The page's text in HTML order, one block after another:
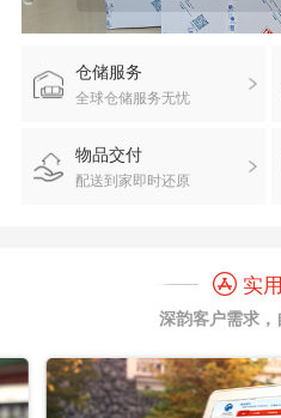
仓储服务
全球仓储服务无忧
物品交付
配送到家即时还原
实
深韵客户需求